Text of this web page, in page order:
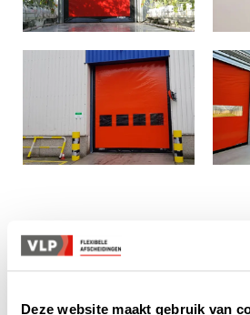
Deze website maakt gebruik van
CONTACT